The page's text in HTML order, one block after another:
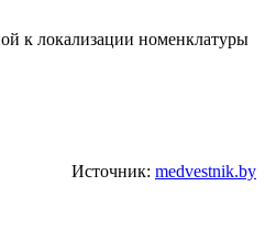
к локализации номенклатуры
Источник: medvestnik.by